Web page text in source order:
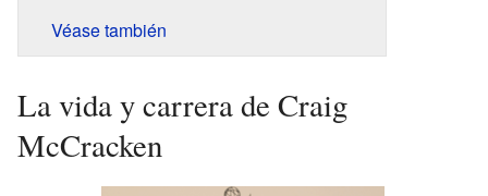
Véase también
La vida y carrera de Craig
McCracken